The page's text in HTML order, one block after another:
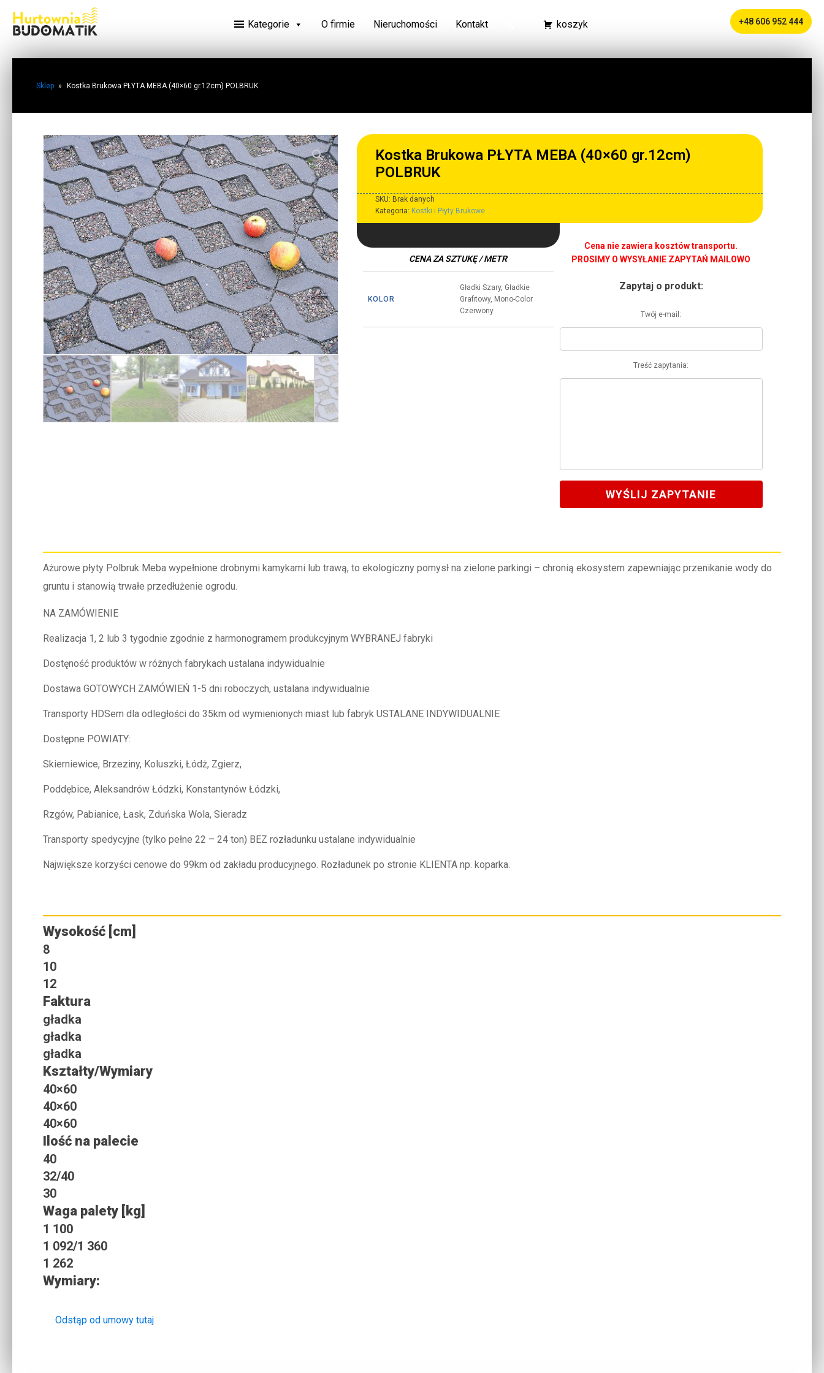
Kategorie O firmie Nieruchomości Kontakt koszyk +48 606 952 444
Sklep » Kostka Brukowa PŁYTA MEBA (40×60 gr.12cm) POLBRUK
Kostka Brukowa PŁYTA MEBA (40×60 gr.12cm)
POLBRUK
SKU: Brak danych
Kategoria: Kostki i Płyty Brukowe
CENA ZA SZTUKĘ / METR
KOLOR
Gładki Szary, Gładkie
Grafitowy, Mono-Color
Czerwony
Cena nie zawiera kosztów transportu.
PROSIMY O WYSYŁANIE ZAPYTAŃ MAILOWO
Zapytaj o produkt:
Twój e-mail:
Treść zapytania:
WYŚLIJ ZAPYTANIE
Ażurowe płyty Polbruk Meba wypełnione drobnymi kamykami lub trawą, to ekologiczny pomysł na zielone parkingi – chronią ekosystem zapewniając przenikanie wody do
gruntu i stanowią trwałe przedłużenie ogrodu.
NA ZAMÓWIENIE
Realizacja 1, 2 lub 3 tygodnie zgodnie z harmonogramem produkcyjnym WYBRANEJ fabryki
Dostęność produktów w różnych fabrykach ustalana indywidualnie
Dostawa GOTOWYCH ZAMÓWIEŃ 1-5 dni roboczych, ustalana indywidualnie
Transporty HDSem dla odległości do 35km od wymienionych miast lub fabryk USTALANE INDYWIDUALNIE
Dostępne POWIATY:
Skierniewice, Brzeziny, Koluszki, Łódż, Zgierz,
Poddębice, Aleksandrów Łódzki, Konstantynów Łódzki,
Rzgów, Pabianice, Łask, Zduńska Wola, Sieradz
Transporty spedycyjne (tylko pełne 22 – 24 ton) BEZ rozładunku ustalane indywidualnie
Największe korzyści cenowe do 99km od zakładu producyjnego. Rozładunek po stronie KLIENTA np. koparka.
Wysokość [cm]
8
10
12
Faktura
gładka
gładka
gładka
Kształty/Wymiary
40×60
40×60
40×60
Ilość na palecie
40
32/40
30
Waga palety [kg]
1 100
1 092/1 360
1 262
Wymiary:
Odstąp od umowy tutaj